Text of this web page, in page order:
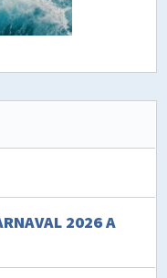
2026 A